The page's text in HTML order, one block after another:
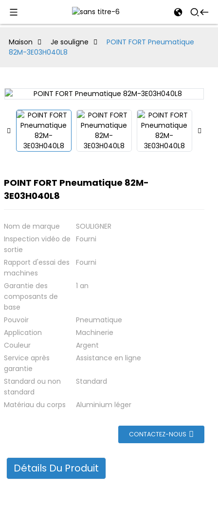
Maison Je souligne
POINT FORT Pneumatique
82M-3E03H040L8
POINT FORT Pneumatique 82M-
3E03H040L8
Nom de marque
SOULIGNER
Inspection vidéo de
sortie
Fourni
Rapport d'essai des
machines
Fourni
Garantie des
composants de
base
1 an
Pouvoir
Pneumatique
Application
Machinerie
Couleur
Argent
Service après
garantie
Assistance en ligne
Standard ou non
standard
Standard
Matériau du corps Aluminium léger
CONTACTEZ-NOUS
Détails Du Produit